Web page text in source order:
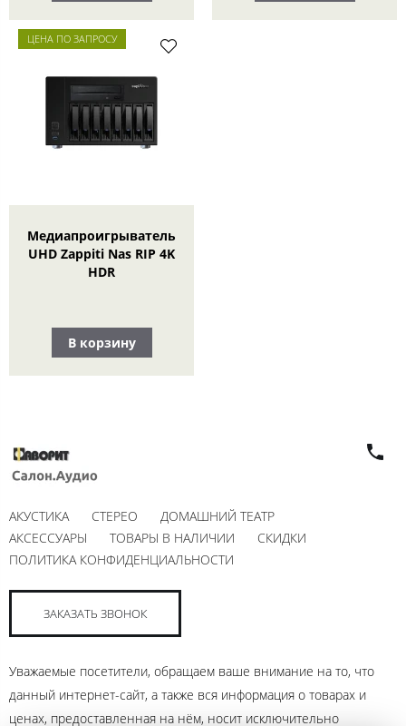
ЦЕНА ПО ЗАПРОСУ
Медиапроигрыватель
UHD Zappiti Nas RIP 4K
HDR
В корзину
АКУСТИКА СТЕРЕО
ДОМАШНИЙ ТЕАТР
АКСЕССУАРЫ
ТОВАРЫ В НАЛИЧИИ
СКИДКИ
ПОЛИТИКА КОНФИДЕНЦИАЛЬНОСТИ
ЗАКАЗАТЬ ЗВОНОК
Уважаемые посетители, обращаем ваше внимание на то, что
данный интернет-сайт, а также вся информация о товарах и
ценах, предоставленная на нём, носит исключительно